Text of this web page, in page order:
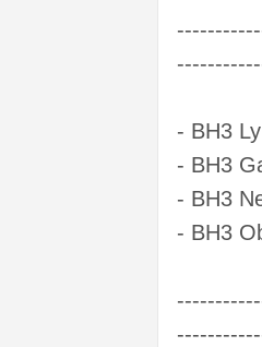
- BH3
- BH3
- BH3
- BH3